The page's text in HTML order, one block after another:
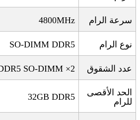
سرعة الرام 4800MHz
نوع الرام SO-DIMM DDR5
عدد الشقوق 2× DDR5 SO-DIMM
الحد الأقصى
للرام
32GB DDR5